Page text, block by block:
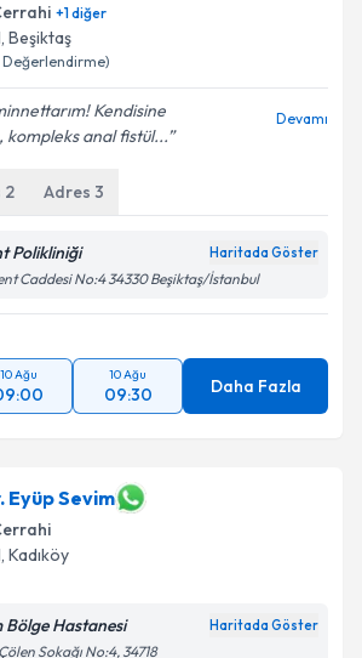
+1diğer
, Beşiktaş
Değerlendirme)
Kendisine
anal fistül...
Devamı
2 Adres 3
Polikliniği Haritada Göster
Caddesi No:4 34330 Beşiktaş/İstanbul
10 Ağu 10 Ağu
09:30 Daha Fazla
Eyüp Sevim
, Kadıköy
Bölge Hastanesi Haritada Göster
Sokağı No:4, 34718